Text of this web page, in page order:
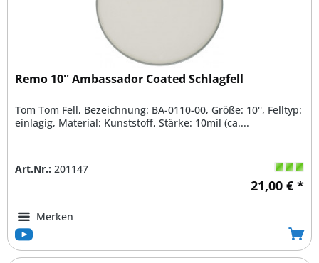
Remo 10'' Ambassador Coated Schlagfell
Tom Tom Fell, Bezeichnung: BA-0110-00, Größe: 10'', Felltyp:
einlagig, Material: Kunststoff, Stärke: 10mil (ca....
Art.Nr.: 201147
21,00 € *
Merken